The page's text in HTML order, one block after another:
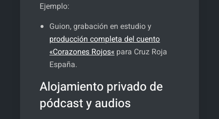
Ejemplo:
Guion, grabación en estudio y
producción completa del cuento
«Corazones Rojos«para Cruz Roja
España.
Alojamiento privado de
pódcast y audios